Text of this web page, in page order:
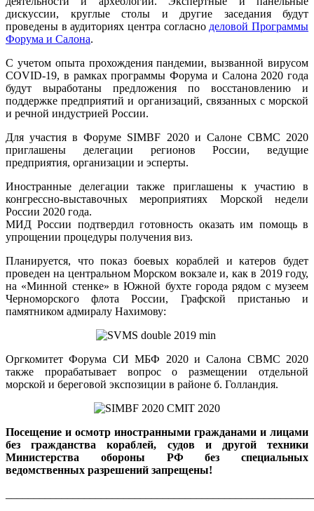
дискуссии, круглые столы и другие заседания будут
проведены в аудиториях центра согласноделовой Программы
Форума и Салона.
С учетом опыта прохождения пандемии, вызванной вирусом
COVID-19, в рамках программы Форума и Салона 2020 года
будут выработаны предложения по восстановлению и
поддержке предприятий и организаций, связанных с морской
и речной индустрией России.
Для участия в Форуме SIMBF 2020 и Салоне СВМС 2020
приглашены делегации регионов России, ведущие
предприятия, организации и эсперты.
Иностранные делегации также приглашены к участию в
конгрессно-выставочных мероприятиях Морской недели
России 2020 года.
МИД России подтвердил готовность оказать им помощь в
упрощении процедуры получения виз.
Планируется, что показ боевых кораблей и катеров будет
проведен на центральном Морском вокзале и, как в 2019 году,
на «Минной стенке» в Южной бухте города рядом с музеем
Черноморского флота России, Графской пристанью и
памятником адмиралу Нахимову:
Оргкомитет Форума СИ МБФ 2020 и Салона СВМС 2020
также прорабатывает вопрос о размещении отдельной
морской и береговой экспозиции в районе б. Голландия.
Посещение и осмотр иностранными гражданами и лицами
без гражданства кораблей, судов и другой техники
Министерства обороны РФ без специальных
ведомственных разрешений запрещены!